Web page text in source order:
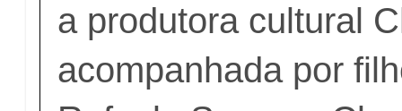
a produtora cultural
acompanhada por